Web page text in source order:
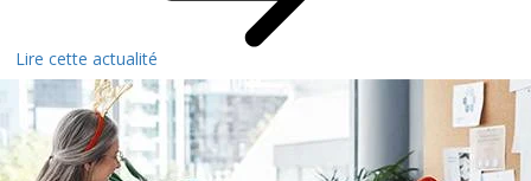
Lire cette actualité